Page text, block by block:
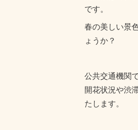
です。
春の美しい景
ょうか？
公共交通機関
開花状況や渋
たします。